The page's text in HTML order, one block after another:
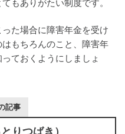
もありがたい制度です。
た場合に障害年金を受け
もちろんのこと、障害年
ておくようにしましょ
記事
りつばき）